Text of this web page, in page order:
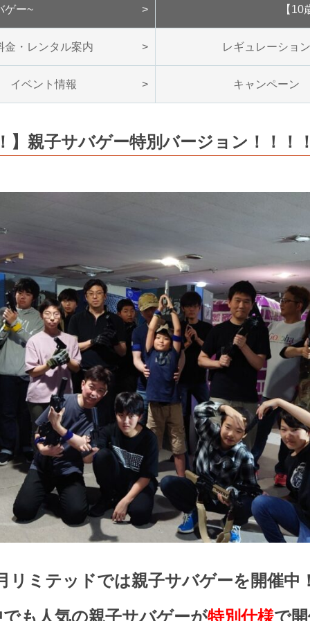
ゲー~ 【
金・レンタル案内 レギュレーショ
イベント情報 キャンペーン
】親子サバゲー特別バージョン！！！
リミテッドでは親子サバゲーを開催中
も人気の親子サバゲーが特別仕様で